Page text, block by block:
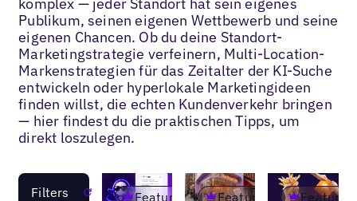
Publikum, seinen eigenen Wettbewerb und seine
eigenen Chancen. Ob du deine Standort-
Marketingstrategie verfeinern, Multi-Location-
Markenstrategien für das Zeitalter der KI-Suche
entwickeln oder hyperlokale Marketingideen
finden willst, die echten Kundenverkehr bringen
— hier findest du die praktischen Tipps, um
direkt loszulegen.
Filters Reset Featured
Featured
Featured